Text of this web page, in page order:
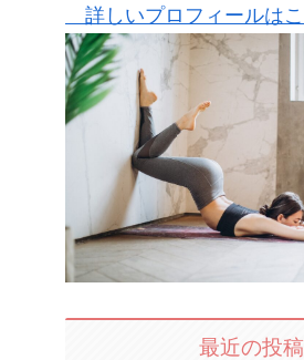
詳しいプロフィールは
最近の投稿